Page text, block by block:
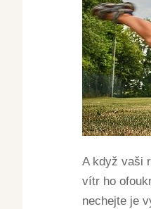
A když vaši
vítr ho
nechejte je